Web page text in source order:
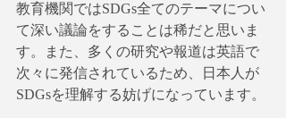
教育機関ではSDGs全てのテーマについ
て深い議論をすることは稀だと思いま
す。また、多くの研究や報道は英語で
次々に発信されているため、日本人が
SDGsを理解する妨げになっています。